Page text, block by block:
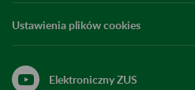
Ustawienia plików cookies
Elektroniczny ZUS